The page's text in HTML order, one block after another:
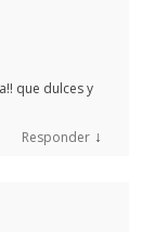
que dulces y
Responder ↓